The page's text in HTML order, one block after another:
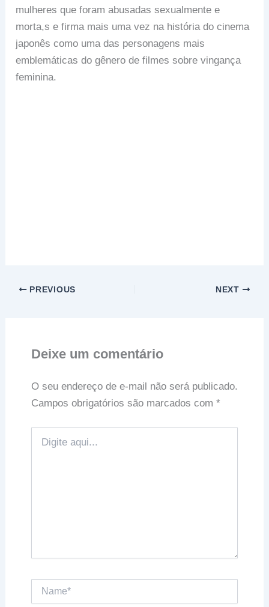
mulheres que foram abusadas sexualmente e
morta,s e firma mais uma vez na história do cinema
japonês como uma das personagens mais
emblemáticas do gênero de filmes sobre vingança
feminina.
PREVIOUS NEXT
Deixe um comentário
O seu endereço de e-mail não será publicado.
Campos obrigatórios são marcados com *
aqui...
Name*